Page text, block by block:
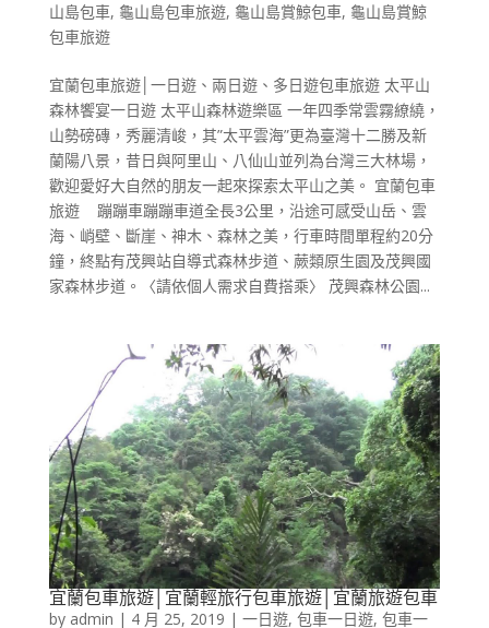
山島包車, 龜山島包車旅遊, 龜山島賞鯨包車, 龜山島賞鯨
包車旅遊
宜蘭包車旅遊│一日遊、兩日遊、多日遊包車旅遊 太平山
森林饗宴一日遊 太平山森林遊樂區 一年四季常雲霧繚繞，
山勢磅磚，秀麗清峻，其”太平雲海”更為臺灣十二勝及新
蘭陽八景，昔日與阿里山、八仙山並列為台灣三大林場，
歡迎愛好大自然的朋友一起來探索太平山之美。 宜蘭包車
旅遊 蹦蹦車蹦蹦車道全長3公里，沿途可感受山岳、雲
海、峭壁、斷崖、神木、森林之美，行車時間單程約20分
鐘，終點有茂興站自導式森林步道、蕨類原生園及茂興國
家森林步道。〈請依個人需求自費搭乘〉 茂興森林公園...
宜蘭包車旅遊│宜蘭輕旅行包車旅遊│宜蘭旅遊包車
by admin | 4 月 25, 2019 | 一日遊, 包車一日遊, 包車一